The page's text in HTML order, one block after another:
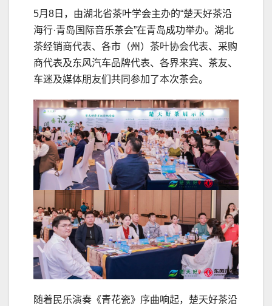
5月8日，由湖北省茶叶学会主办的“楚天好茶沿
海行·青岛国际音乐茶会”在青岛成功举办。湖北
茶经销商代表、各市（州）茶叶协会代表、采购
商代表及东风汽车品牌代表、各界来宾、茶友、
车迷及媒体朋友们共同参加了本次茶会。
随着民乐演奏《青花瓷》序曲响起，楚天好茶沿